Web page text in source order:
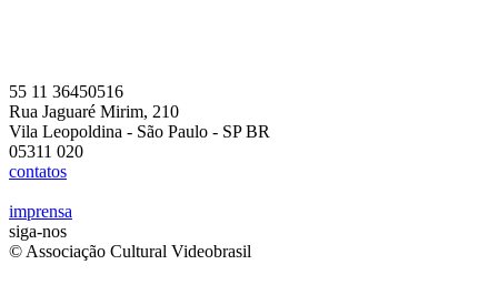
55 11 36450516
Rua Jaguaré Mirim, 210
Vila Leopoldina - São Paulo - SP BR
05311 020
contatos
imprensa
siga-nos
© Associação Cultural Videobrasil